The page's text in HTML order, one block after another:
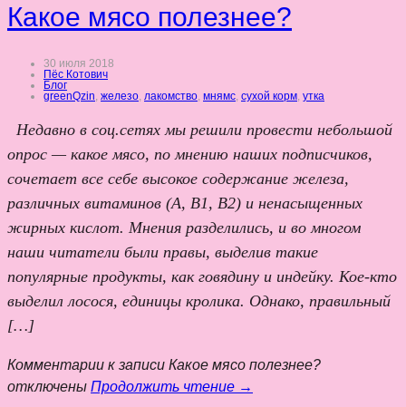
Какое мясо полезнее?
30 июля 2018
Пёс Котович
Блог
greenQzin железо лакомство мнямс сухой корм утка
Недавно в соц.сетях мы решили провести небольшой
опрос — какое мясо, по мнению наших подписчиков,
сочетает все себе высокое содержание железа,
различных витаминов (А, В1, В2) и ненасыщенных
жирных кислот. Мнения разделились, и во многом
наши читатели были правы, выделив такие
популярные продукты, как говядину и индейку. Кое-кто
выделил лосося, единицы кролика. Однако, правильный
[…]
Комментарии к записи Какое мясо полезнее?
отключены Продолжить чтение →